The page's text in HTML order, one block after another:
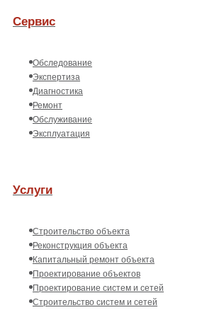
Сервис
Обследование
Экспертиза
Диагностика
Ремонт
Обслуживание
Эксплуатация
Услуги
Строительство объекта
Реконструкция объекта
Капитальный ремонт объекта
Проектирование объектов
Проектирование систем и сетей
Строительство систем и сетей